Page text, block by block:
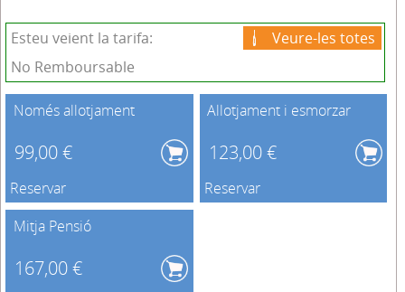
Veure-les totes
Esteu veient la tarifa:
No Remboursable
Només allotjament
99,00 €
Reservar
Allotjament i esmorzar
123,00 €
Reservar
Mitja Pensió
167,00 €